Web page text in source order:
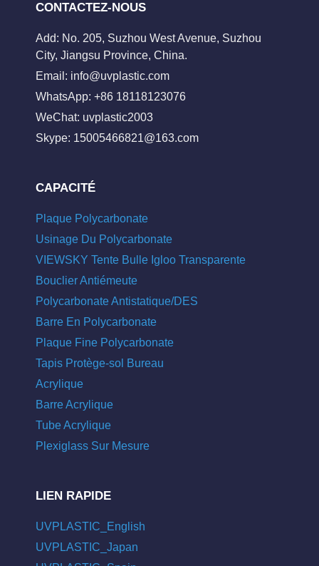
CONTACTEZ-NOUS
Add: No. 205, Suzhou West Avenue, Suzhou
City, Jiangsu Province, China.
Email: info@uvplastic.com
WhatsApp: +86 18118123076
WeChat: uvplastic2003
Skype: 15005466821@163.com
CAPACITÉ
Plaque Polycarbonate
Usinage Du Polycarbonate
VIEWSKY Tente Bulle Igloo Transparente
Bouclier Antiémeute
Polycarbonate Antistatique/DES
Barre En Polycarbonate
Plaque Fine Polycarbonate
Tapis Protège-sol Bureau
Acrylique
Barre Acrylique
Tube Acrylique
Plexiglass Sur Mesure
LIEN RAPIDE
UVPLASTIC_English
UVPLASTIC_Japan